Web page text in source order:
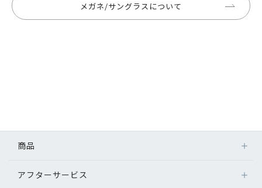
メガネ/サングラスについて
商品
アフターサービス